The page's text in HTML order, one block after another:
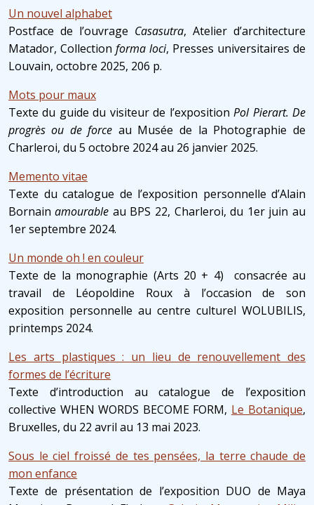
Un nouvel alphabet
Postface de l’ouvrage Casasutra, Atelier d’architecture
Matador, Collection forma loci, Presses universitaires de
Louvain, octobre 2025, 206 p.
Mots pour maux
Texte du guide du visiteur de l’exposition Pol Pierart. De
progrès ou de force au Musée de la Photographie de
Charleroi, du 5 octobre 2024 au 26 janvier 2025.
Memento vitae
Texte du catalogue de l’exposition personnelle d’Alain
Bornain amourable au BPS 22, Charleroi, du 1er juin au
1er septembre 2024.
Un monde oh ! en couleur
Texte de la monographie (Arts 20 + 4) consacrée au
travail de Léopoldine Roux à l’occasion de son
exposition personnelle au centre culturel WOLUBILIS,
printemps 2024.
Les arts plastiques : un lieu de renouvellement des
formes de l’écriture
Texte d’introduction au catalogue de l’exposition
collective WHEN WORDS BECOME FORM, Le Botanique,
Bruxelles, du 22 avril au 13 mai 2023.
Sous le ciel froissé de tes pensées, la terre chaude de
mon enfance
Texte de présentation de l’exposition DUO de Maya